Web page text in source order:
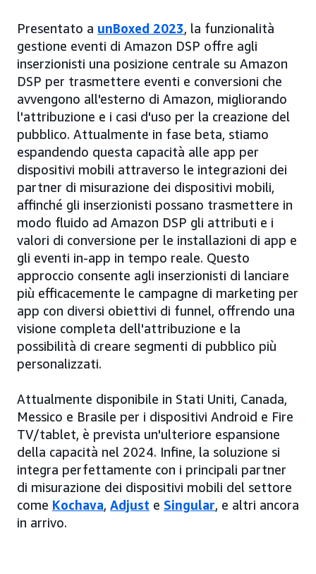
Presentato a unBoxed 2023, la funzionalità
gestione eventi di Amazon DSP offre agli
inserzionisti una posizione centrale su Amazon
DSP per trasmettere eventi e conversioni che
avvengono all'esterno di Amazon, migliorando
l'attribuzione e i casi d'uso per la creazione del
pubblico. Attualmente in fase beta, stiamo
espandendo questa capacità alle app per
dispositivi mobili attraverso le integrazioni dei
partner di misurazione dei dispositivi mobili,
affinché gli inserzionisti possano trasmettere in
modo fluido ad Amazon DSP gli attributi e i
valori di conversione per le installazioni di app e
gli eventi in-app in tempo reale. Questo
approccio consente agli inserzionisti di lanciare
più efficacemente le campagne di marketing per
app con diversi obiettivi di funnel, offrendo una
visione completa dell'attribuzione e la
possibilità di creare segmenti di pubblico più
personalizzati.
Attualmente disponibile in Stati Uniti, Canada,
Messico e Brasile per i dispositivi Android e Fire
TV/tablet, è prevista un'ulteriore espansione
della capacità nel 2024. Infine, la soluzione si
integra perfettamente con i principali partner
di misurazione dei dispositivi mobili del settore
come Kochava, Adjust e Singular, e altri ancora
in arrivo.